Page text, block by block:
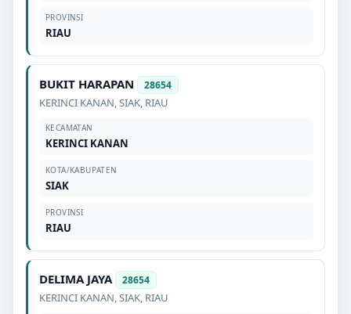
PROVINSI
RIAU
BUKIT HARAPAN 28654
KERINCI KANAN,SIAK, RIAU
KECAMATAN
KERINCI KANAN
KOTA/KABUPATEN
SIAK
PROVINSI
RIAU
DELIMA JAYA 28654
KERINCI KANAN,SIAK, RIAU